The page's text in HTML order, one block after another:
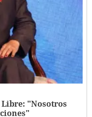
"Nosotros